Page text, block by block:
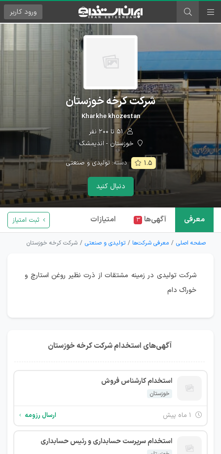
ورود کاربر
شرکت کرخه خوزستان
Kharkhe khozestan
۵۱ تا ۲۰۰ نفر
خوزستان - اندیمشک
۱.۵ دسته:تولیدی و صنعتی
دنبال کنید
معرفی آگهی‌ها ۳ امتیازات ثبت امتیاز
صفحه اصلی معرفی شرکت‌ها تولیدی و صنعتی شرکت کرخه خوزستان
شرکت تولیدی در زمینه مشتقات از ذرت نظیر روغن استارچ و
خوراک دام
آگهی‌های استخدام شرکت کرخه خوزستان
استخدام کارشناس فروش
خوزستان
ارسال رزومه
استخدام سرپرست حسابداری و رئیس حسابداری